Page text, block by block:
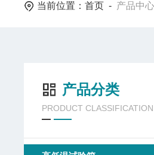
当前位置：首页 - 产品中心
产品分类
PRODUCT CLASSIFICATION